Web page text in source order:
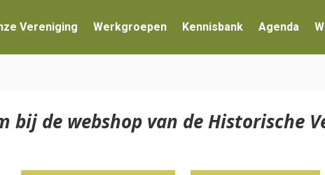
Vereniging Werkgroepen Kennisbank Agenda
bij de webshop van de Historische